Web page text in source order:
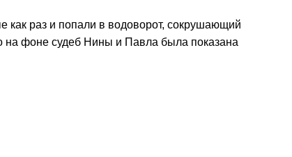
как раз и попали в водоворот, сокрушающий
на фоне судеб Нины и Павла была показана